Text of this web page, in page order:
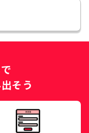
そう